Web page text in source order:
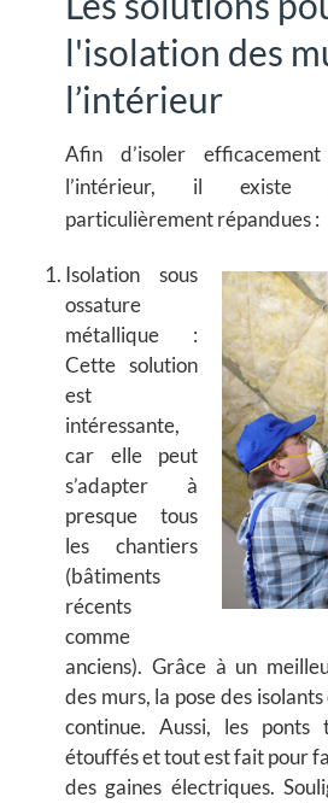
l'isolation des
l’intérieur
Afin d’isoler
l’intérieur, il existe
particulièrement répandues:
Isolation sous
ossature
métallique :
Cette solution
est
intéressante,
car elle peut
s’adapter à
presque tous
les chantiers
(bâtiments
récents
comme
anciens). Grâce à un
des murs, la pose des
continue. Aussi, les ponts
étouffés et tout est fait pour
des gaines électriques.